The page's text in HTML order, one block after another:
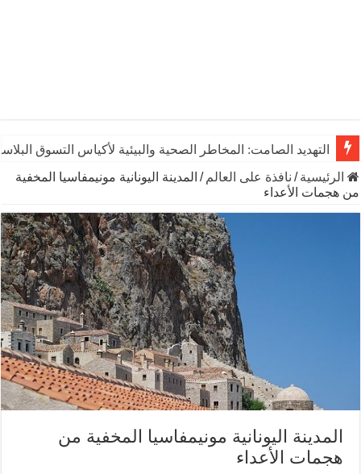
التهديد الصامت: المخاطر الصحية والبيئية لأكياس التسوق
الرئيسية / نافذة على العالم / المدينة اليونانية مونيمفاسيا المخفية
من هجمات الأعداء
المدينة اليونانية مونيمفاسيا المخفية من
هجمات الأعداء